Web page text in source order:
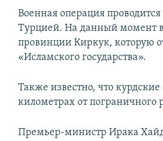
Военная операция
Турцией. На данный момент
провинции Киркук, которую
«Исламского государства».
Также известно, что
километрах от
Премьер-министр Ирака